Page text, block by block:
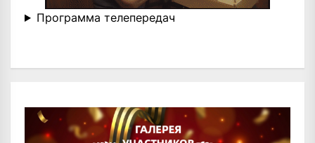
Программа телепередач